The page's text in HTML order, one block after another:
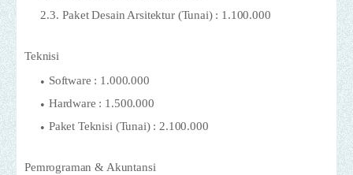
Paket Desain Arsitektur (Tunai) : 1.100.000
Teknisi
Software : 1.000.000
Hardware : 1.500.000
Paket Teknisi (Tunai) : 2.100.000
Pemrograman & Akuntansi